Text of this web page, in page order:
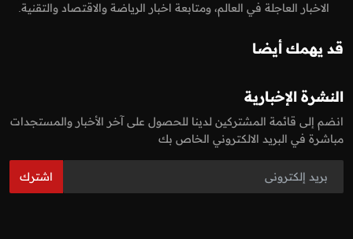
الاخبار العاجلة في العالم، ومتابعة اخبار الرياضة والاقتصاد والتقنية.
قد يهمك أيضا
النشرة الإخبارية
انضم إلى قائمة المشتركين لدينا للحصول على آخر الأخبار والمستجدات
مباشرة في البريد الالكتروني الخاص بك
اشترك